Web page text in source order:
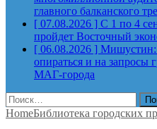
главного балканского
[ 07.08.2026 ] С 1 по 4
пройдет Восточный
[ 06.08.2026 ] Мишустин:
опираться и на запросы
МАГ-города
Найти:
HomeБиблиотека городских